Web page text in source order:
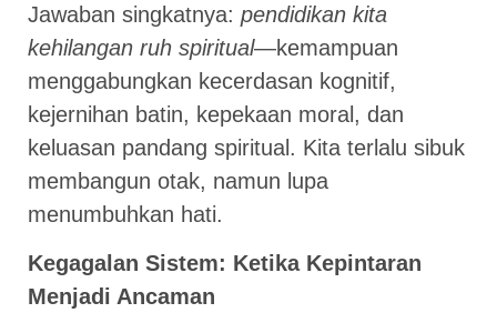
Jawaban singkatnya: pendidikan kita
kehilangan ruh spiritual—kemampuan
menggabungkan kecerdasan kognitif,
kejernihan batin, kepekaan moral, dan
keluasan pandang spiritual. Kita terlalu sibuk
membangun otak, namun lupa
menumbuhkan hati.
Kegagalan Sistem: Ketika Kepintaran
Menjadi Ancaman